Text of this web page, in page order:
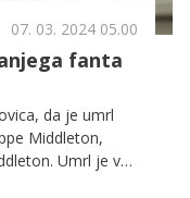
07. 03. 2024 05.00
fanta
da je umrl
Middleton,
Umrl je v